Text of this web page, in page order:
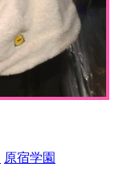
原宿学園